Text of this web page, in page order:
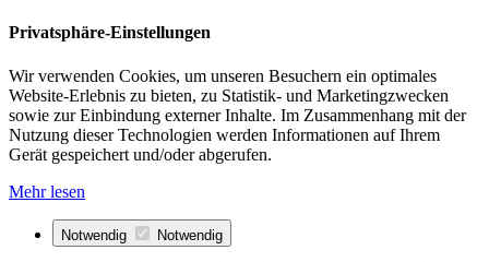
Privatsphäre-Einstellungen
Wir verwenden Cookies, um unseren Besuchern ein optimales
Website-Erlebnis zu bieten, zu Statistik- und Marketingzwecken
sowie zur Einbindung externer Inhalte. Im Zusammenhang mit der
Nutzung dieser Technologien werden Informationen auf Ihrem
Gerät gespeichert und/oder abgerufen.
Mehr lesen
Notwendig Notwendig